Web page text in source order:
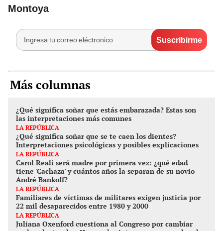
Montoya
Más columnas
¿Qué significa soñar que estás embarazada? Estas son
las interpretaciones más comunes
LA REPÚBLICA
¿Qué significa soñar que se te caen los dientes?
Interpretaciones psicológicas y posibles explicaciones
LA REPÚBLICA
Carol Reali será madre por primera vez: ¿qué edad
tiene 'Cachaza' y cuántos años la separan de su novio
André Bankoff?
LA REPÚBLICA
Familiares de víctimas de militares exigen justicia por
22 mil desaparecidos entre 1980 y 2000
LA REPÚBLICA
Juliana Oxenford cuestiona al Congreso por cambiar